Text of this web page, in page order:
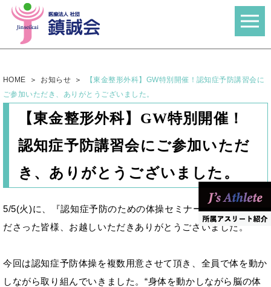
HOME お知らせ
【東金整形外科】GW特別開催！認知症予防講習会に
ご参加いただき、ありがとうございました。
【東金整形外科】GW特別開催！
認知症予防講習会にご参加いただ
き、ありがとうございました。
5/5(火)に、『認知症予防のための体操セミナー』にご参加く
ださった皆様、お越しいただきありがとうございました。
今回は認知症予防体操を複数用意させて頂き、全員で体を動か
しながら取り組んでいきました。“身体を動かしながら脳の体